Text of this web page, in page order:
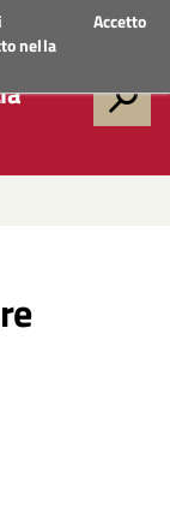
nella
Accetto